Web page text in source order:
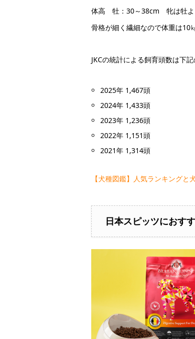
体高 牡：30～38cm 牝は牡よ
骨格が細く繊細なので体重は10
JKCの統計による飼育頭数は下記
2025年 1,467頭
2024年 1,433頭
2023年 1,236頭
2022年 1,151頭
2021年 1,314頭
【犬種図鑑】人気ランキングと
日本スピッツにおす